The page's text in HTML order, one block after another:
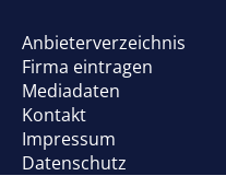
Anbieterverzeichnis
Firma eintragen
Mediadaten
Kontakt
Impressum
Datenschutz